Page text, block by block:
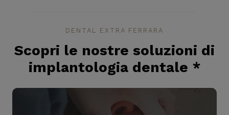
DENTAL EXTRA FERRARA
Scopri le nostre soluzioni di
implantologia dentale *